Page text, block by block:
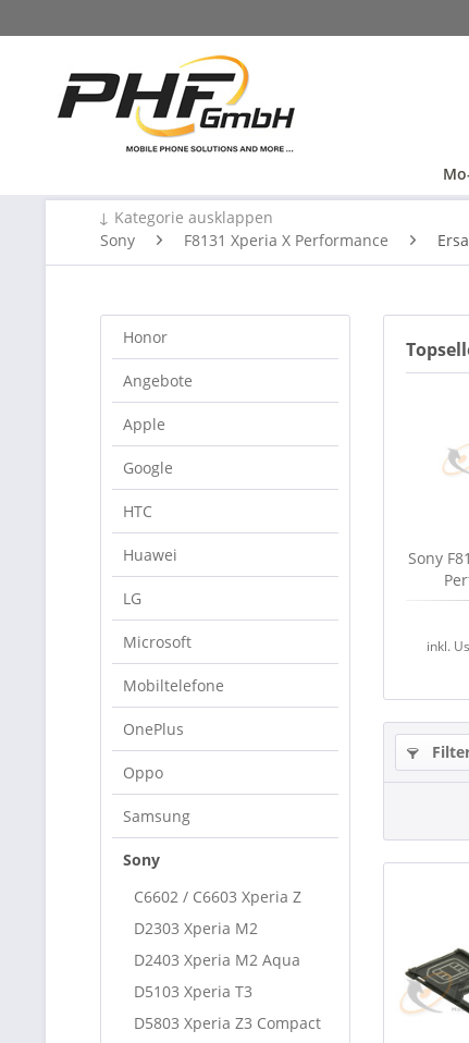
↓ Kategorie ausklappen
Sony
F8131 Xperia X Performance
Honor
Angebote
Apple
Google
HTC
Huawei
LG
Microsoft
Mobiltelefone
OnePlus
Oppo
Samsung
Sony
C6602 / C6603 Xperia Z
D2303 Xperia M2
D2403 Xperia M2 Aqua
D5103 Xperia T3
D5803 Xperia Z3 Compact
Sony
inkl.